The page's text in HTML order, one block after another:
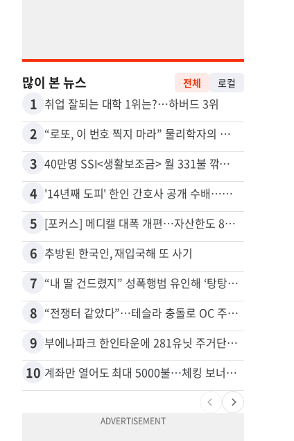
많이 본 뉴스 전체 로컬
1 취업 잘되는 대학 1위는?…하버드 3위
2 “로또, 이 번호 찍지 마라” 물리학자의 당첨금 높이는 비밀
3 40만명 SSI<생활보조금> 월 331불 깎이나
4 '14년째 도피' 한인 간호사 공개 수배…메디케어 사기 유죄
5 [포커스] 메디캘 대폭 개편…자산한도 84% 축소
6 추방된 한국인, 재입국해 또 사기
7 “내 딸 건드렸지” 성폭행범 유인해 ‘탕탕’…아빠의 복수 결말
8 “전쟁터 같았다”…테슬라 충돌로 OC 주택 4채 파손
9 부에나파크 한인타운에 281유닛 주거단지 들어선다
10 계좌만 열어도 최대 5000불…체킹 보너스 무한 경쟁